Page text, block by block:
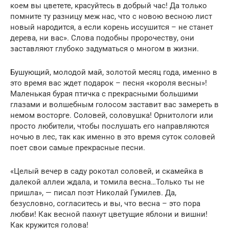
коем вы цветете, красуйтесь в добрый час! Да только
помните ту разницу меж нас, что с новою весною лист
новый народится, а если корень иссушится – не станет
дерева, ни вас». Слова подобны пророчеству, они
заставляют глубоко задуматься о многом в жизни.
Бушующий, молодой май, золотой месяц года, именно в
это время вас ждет подарок – песня «короля весны»!
Маленькая бурая птичка с прекрасными большими
глазами и волшебным голосом заставит вас замереть в
немом восторге. Соловей, соловушка! Орнитологи или
просто любители, чтобы послушать его направляются
ночью в лес, так как именно в это время суток соловей
поет свои самые прекрасные песни.
«Целый вечер в саду рокотал соловей, и скамейка в
далекой аллеи ждала, и томила весна…Только ты не
пришла», — писал поэт Николай Гумилев. Да,
безусловно, согласитесь и вы, что весна – это пора
любви! Как весной пахнут цветущие яблони и вишни!
Как кружится голова!